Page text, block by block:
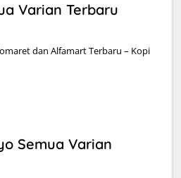
Varian Terbaru
dan Alfamart Terbaru – Kopi
Semua Varian